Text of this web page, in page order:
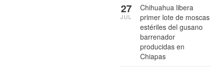
Chihuahua libera
primer lote de moscas
estériles del gusano
barrenador
producidas en
Chiapas
27
JUL